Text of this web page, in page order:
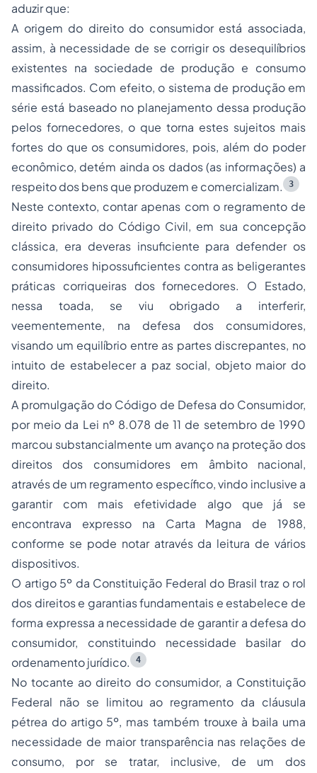
aduzir que:
A origem do direito do consumidor está associada,
assim, à necessidade de se corrigir os desequilíbrios
existentes na sociedade de produção e consumo
massificados. Com efeito, o sistema de produção em
série está baseado no planejamento dessa produção
pelos fornecedores, o que torna estes sujeitos mais
fortes do que os consumidores, pois, além do poder
econômico, detém ainda os dados (as informações) a
respeito dos bens que produzem e comercializam.
3
Neste contexto, contar apenas com o regramento de
direito privado do Código Civil, em sua concepção
clássica, era deveras insuficiente para defender os
consumidores hipossuficientes contra as beligerantes
práticas corriqueiras dos fornecedores. O Estado,
nessa toada, se viu obrigado a interferir,
veementemente, na defesa dos consumidores,
visando um equilíbrio entre as partes discrepantes, no
intuito de estabelecer a paz social, objeto maior do
direito.
A promulgação do Código de Defesa do Consumidor,
por meio da Lei nº 8.078 de 11 de setembro de 1990
marcou substancialmente um avanço na proteção dos
direitos dos consumidores em âmbito nacional,
através de um regramento específico, vindo inclusive a
garantir com mais efetividade algo que já se
encontrava expresso na Carta Magna de 1988,
conforme se pode notar através da leitura de vários
dispositivos.
O artigo 5º da Constituição Federal do Brasil traz o rol
dos direitos e garantias fundamentais e estabelece de
forma expressa a necessidade de garantir a defesa do
consumidor, constituindo necessidade basilar do
ordenamento jurídico.
4
No tocante ao direito do consumidor, a Constituição
Federal não se limitou ao regramento da cláusula
pétrea do artigo 5º, mas também trouxe à baila uma
necessidade de maior transparência nas relações de
consumo, por se tratar, inclusive, de um dos